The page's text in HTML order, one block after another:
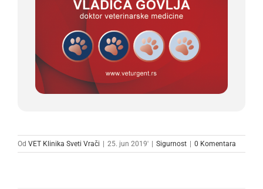
Od VET Klinika Sveti Vrači | 25. jun 2019' | Sigurnost | 0 Komentara